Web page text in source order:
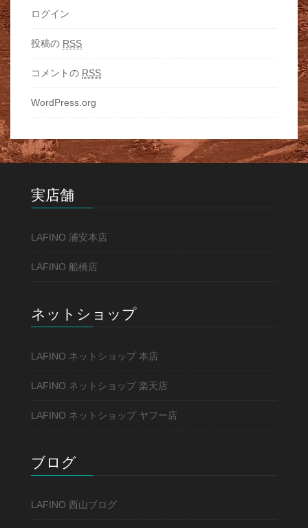
ログイン
投稿の RSS
コメントの RSS
WordPress.org
実店舗
LAFINO 浦安本店
LAFINO 船橋店
ネットショップ
LAFINO ネットショップ 本店
LAFINO ネットショップ 楽天店
LAFINO ネットショップ ヤフー店
ブログ
LAFINO 西山ブログ